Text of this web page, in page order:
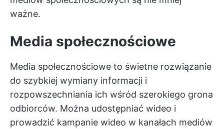
ważne.
Media społecznościowe
Media społecznościowe to świetne rozwiązanie
do szybkiej wymiany informacji i
rozpowszechniania ich wśród szerokiego grona
odbiorców. Można udostępniać wideo i
prowadzić kampanie wideo w kanałach mediów